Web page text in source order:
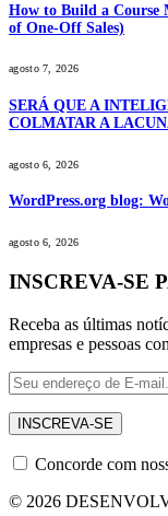
How to Build a Course
of One-Off Sales)
agosto 7, 2026
SERÁ QUE A
COLMATAR A
agosto 6, 2026
WordPress.org blog:
agosto 6, 2026
INSCREVA-SE
Receba as últimas
empresas e pessoas
Concorde com
© 2026